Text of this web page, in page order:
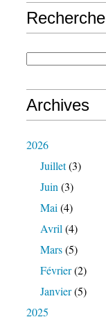
Recherche
Archives
2026
Juillet(3)
Juin (3)
Mai (4)
Avril (4)
Mars(5)
Février(2)
Janvier(5)
2025